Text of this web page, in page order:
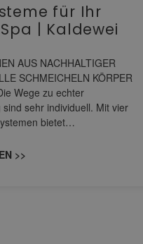
für Ihr
| Kaldewei
AUS NACHHALTIGER
SCHMEICHELN KÖRPER
Wege zu echter
sind sehr individuell. Mit vier
bietet…
>>